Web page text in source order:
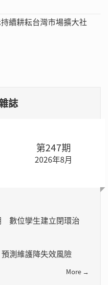
續耕耘台灣市場擴大社
誌
第247期
2026年8月
數位孿生建立閉環治
測維護降失效風險
More →